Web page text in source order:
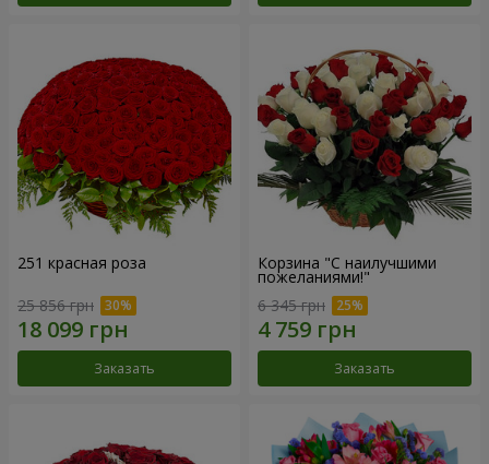
251 красная роза
25 856 грн
Заказать
Корзина "С наилучшими
пожеланиями!"
6 345 грн
Заказать